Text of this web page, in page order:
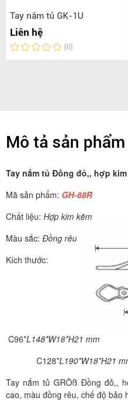
Tay nắm tủ GK-1U
Liên hệ
(0)
Mô tả sản phẩm
Tay nắm tủ Đồng đỏ,, hợp
Mã sản phẩm: GH-88R
Chất liệu: Hợp kim kẽm
Màu sắc: Đồng rêu
Kích thước:
C96*L148*W18*H21 mm
C128*L190*W18*H21
Tay nắm tủ GRÖß Đồng đỏ,,
cao, màu đồng rêu, chế độ bảo